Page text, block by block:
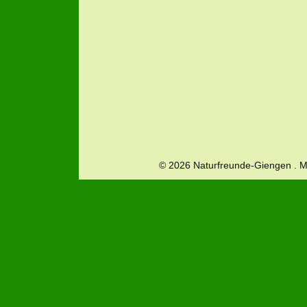
© 2026 Naturfreunde-Giengen .